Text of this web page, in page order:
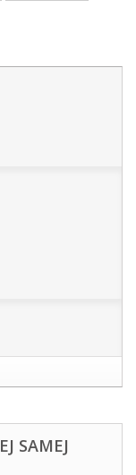
SAMEJ